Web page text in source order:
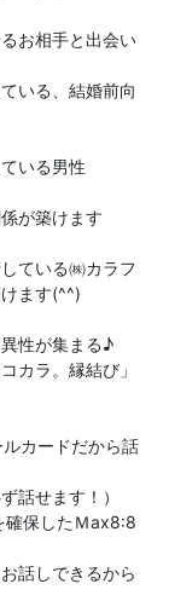
お相手と出会い
いる、結婚前向
いる男性
が築けます
ている㈱カラフ
ます(^^)
性が集まる♪
カラ。縁結び」
カードだから話
話せます！）
保したＭax8:8
話しできるから